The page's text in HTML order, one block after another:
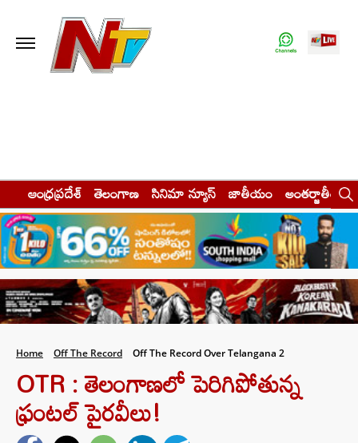
ఆంధ్రప్రదేశ్ తెలంగాణ సినిమా న్యూస్ జాతీయం అంతర్జాతీయం
Home Off The Record Off The Record Over Telangana 2
OTR : తెలంగాణలో పెరిగిపోతున్న
ఫ్రంటల్ పైరవీలు!